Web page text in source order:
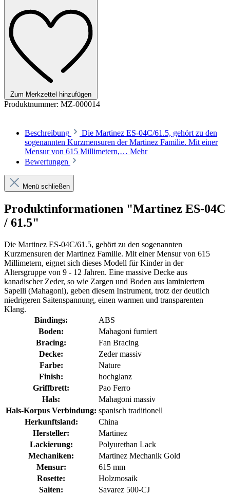
Zum Merkzettel hinzufügen
Produktnummer: MZ-000014
Beschreibung
Die Martinez ES-04C/61.5, gehört zu den
sogenannten Kurzmensuren der Martinez Familie. Mit einer
Mensur von 615 Millimetern,… Mehr
Bewertungen
Menü schließen
Produktinformationen "Martinez ES-04C
/ 61.5"
Die Martinez ES-04C/61.5, gehört zu den sogenannten
Kurzmensuren der Martinez Familie. Mit einer Mensur von 615
Millimetern, eignet sich dieses Modell für Kinder in der
Altersgruppe von 9 - 12 Jahren. Eine massive Decke aus
kanadischer Zeder, so wie Zargen und Boden aus laminiertem
Sapelli (Mahagoni), geben diesem Instrument, trotz der deutlich
niedrigeren Saitenspannung, einen warmen und transparenten
Klang.
Bindings:
ABS
Boden:
Mahagoni furniert
Bracing:
Fan Bracing
Decke:
Zeder massiv
Farbe:
Nature
Finish:
hochglanz
Griffbrett:
Pao Ferro
Hals:
Mahagoni massiv
Hals-Korpus Verbindung: spanisch traditionell
Herkunftsland:
China
Hersteller:
Martinez
Lackierung:
Polyurethan Lack
Mechaniken:
Martinez Mechanik Gold
Mensur:
615 mm
Rosette:
Holzmosaik
Saiten:
Savarez 500-CJ